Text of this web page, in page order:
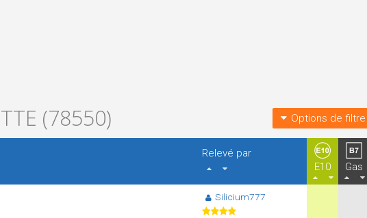
(78550) Options de filtre
Relevé par
E10
Gas
Silicium777